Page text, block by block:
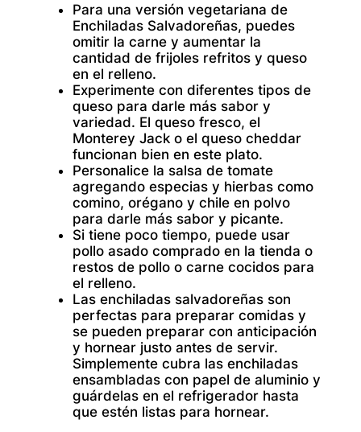
Para una versión vegetariana de
Enchiladas Salvadoreñas, puedes
omitir la carne y aumentar la
cantidad de frijoles refritos y queso
en el relleno.
Experimente con diferentes tipos de
queso para darle más sabor y
variedad. El queso fresco, el
Monterey Jack o el queso cheddar
funcionan bien en este plato.
Personalice la salsa de tomate
agregando especias y hierbas como
comino, orégano y chile en polvo
para darle más sabor y picante.
Si tiene poco tiempo, puede usar
pollo asado comprado en la tienda o
restos de pollo o carne cocidos para
el relleno.
Las enchiladas salvadoreñas son
perfectas para preparar comidas y
se pueden preparar con anticipación
y hornear justo antes de servir.
Simplemente cubra las enchiladas
ensambladas con papel de aluminio y
guárdelas en el refrigerador hasta
que estén listas para hornear.